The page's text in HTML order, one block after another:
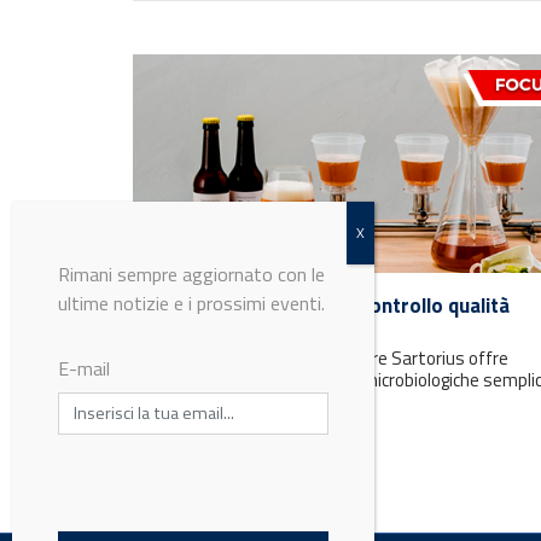
Soluzioni Sartorius per il controllo qualità
Per il controllo qualità alimentare Sartorius offre
prodotti innovativi per analisi microbiologiche
rapide e affidabili.
Rimani sempre aggiornato con le
ultime notizie e i prossimi eventi.
E-mail